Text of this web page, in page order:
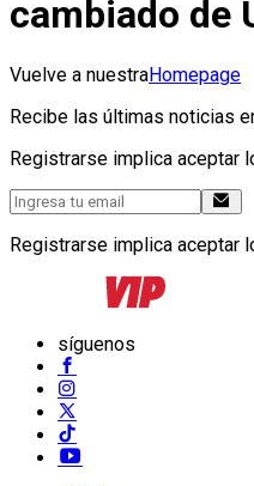
cambiado de
Vuelve a nuestraHomepage
Recibe las últimas noticias
Registrarse implica aceptar
Registrarse implica aceptar
síguenos